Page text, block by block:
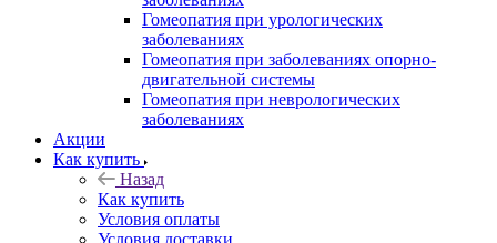
Гомеопатия при урологических
заболеваниях
Гомеопатия при заболеваниях опорно-
двигательной системы
Гомеопатия при неврологических
заболеваниях
Акции
Как купить
Назад
Как купить
Условия оплаты
Условия доставки